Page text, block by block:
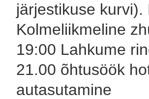
järjestikuse
Kolmeliikmeline
19:00 Lahkume
21.00 õhtusöök
autasutamine